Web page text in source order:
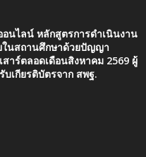
นไลน์ หลักสูตรการดำเนินงาน
นสถานศึกษาด้วยปัญญา
าร์ตลอดเดือนสิงหาคม 2569 ผู้
บเกียรติบัตรจาก สพฐ.